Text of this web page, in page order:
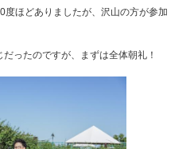
ほどありましたが、沢山の方が参加
ったのですが、まずは全体朝礼！